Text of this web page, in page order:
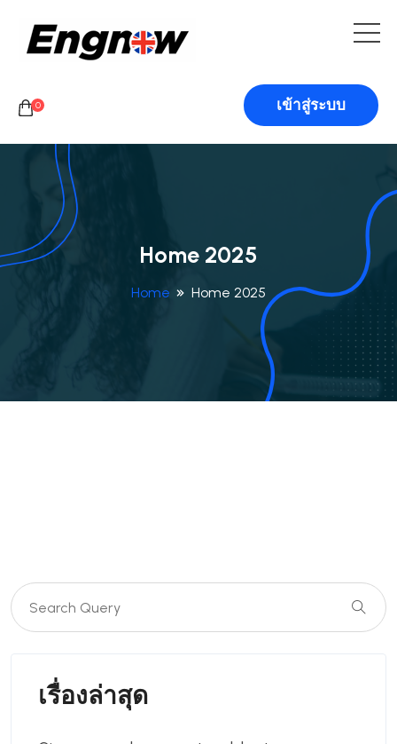
0 เข้าสู่ระบบ
Home 2025
Home Home 2025
เรื่องล่าสุด